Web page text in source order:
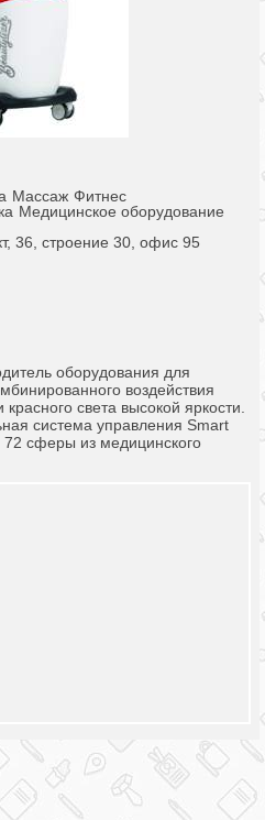
Массаж Фитнес
Медицинское оборудование
36, строение 30, офис 95
оборудования для
воздействия
света высокой яркости.
система управления Smart
72 сферы из медицинского